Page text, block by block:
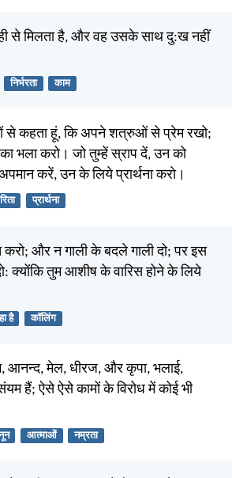
से मिलता है, और वह उसके साथ दु:ख नहीं
निर्भरता काम
से कहता हूं, कि अपने शत्रुओं से प्रेम रखो;
भला करो। जो तुम्हें स्राप दें, उन को
करें, उन के लिये प्रार्थना करो।
प्रार्थना
करो; और न गाली के बदले गाली दो; पर इस
क्योंकि तुम आशीष के वारिस होने के लिये
है कॉलिंग
आनन्द, मेल, धीरज, और कृपा, भलाई,
हैं; ऐसे ऐसे कामों के विरोध में कोई भी
आत्माओं नम्रता